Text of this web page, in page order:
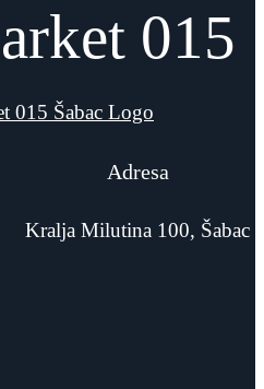
Adresa
Kralja Milutina 100, Šabac
015